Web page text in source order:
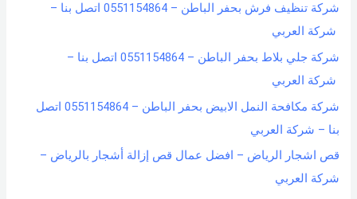
شركة تنظيف فرش بحفر الباطن – 0551154864 اتصل بنا –
شركة العربي
شركة جلي بلاط بحفر الباطن – 0551154864 اتصل بنا –
شركة العربي
شركة مكافحة النمل الابيض بحفر الباطن – 0551154864 اتصل
بنا – شركة العربي
قص اشجار الرياض – افضل عمال قص إزالة أشجار بالرياض –
شركة العربي